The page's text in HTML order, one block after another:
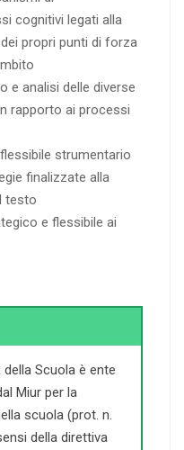
cognitivi legati alla
propri punti di forza
e analisi delle diverse
rapporto ai processi
strumentario
finalizzate alla
testo
e flessibile ai
Scuola è ente
Miur per la
scuola (prot. n.
della direttiva